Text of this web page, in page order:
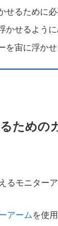
せるために
かせるよう
を宙に浮か
ため
るモニターア
アームを使